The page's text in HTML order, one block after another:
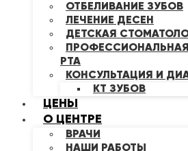
ОТБЕЛИВАНИЕ ЗУБОВ
ЛЕЧЕНИЕ ДЕСЕН
ДЕТСКАЯ
РТА
КОНСУЛЬТАЦИЯ И
КТ ЗУБОВ
ЦЕНЫ
О ЦЕНТРЕ
ВРАЧИ
НАШИ РАБОТЫ